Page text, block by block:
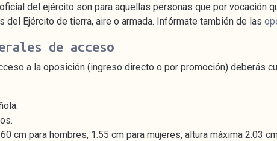
del ejército son para aquellas personas que por vocación
del Ejército de tierra, aire o armada. Infórmate también de las
de acceso
a la oposición (ingreso directo o por promoción)
cm para hombres, 1.55 cm para mujeres, altura máxima 2.03